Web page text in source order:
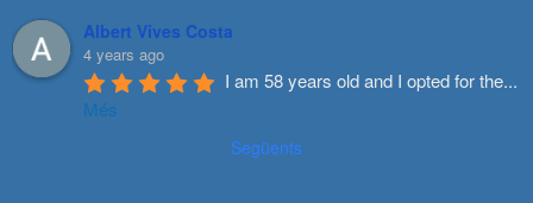
Albert Vives Costa
4 years ago
I am 58 years old and I opted for the...
Més
Següents